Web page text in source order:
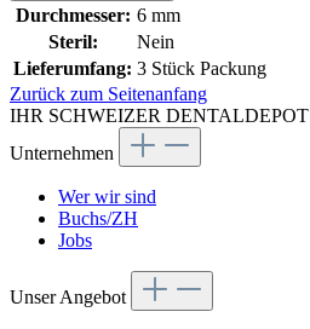
Durchmesser: 6 mm
Steril:
Nein
Lieferumfang: 3 Stück Packung
Zurück zum Seitenanfang
IHR SCHWEIZER DENTALDEPOT
Unternehmen
Wer wir sind
Buchs/ZH
Jobs
Unser Angebot